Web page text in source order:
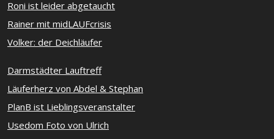
Roni ist leider abgetaucht
Rainer mit midLAUFcrisis
Volker: der Deichläufer
Darmstädter Lauftreff
Läuferherz von Abdel & Stephan
PlanB ist Lieblingsveranstalter
Usedom Foto von Ulrich